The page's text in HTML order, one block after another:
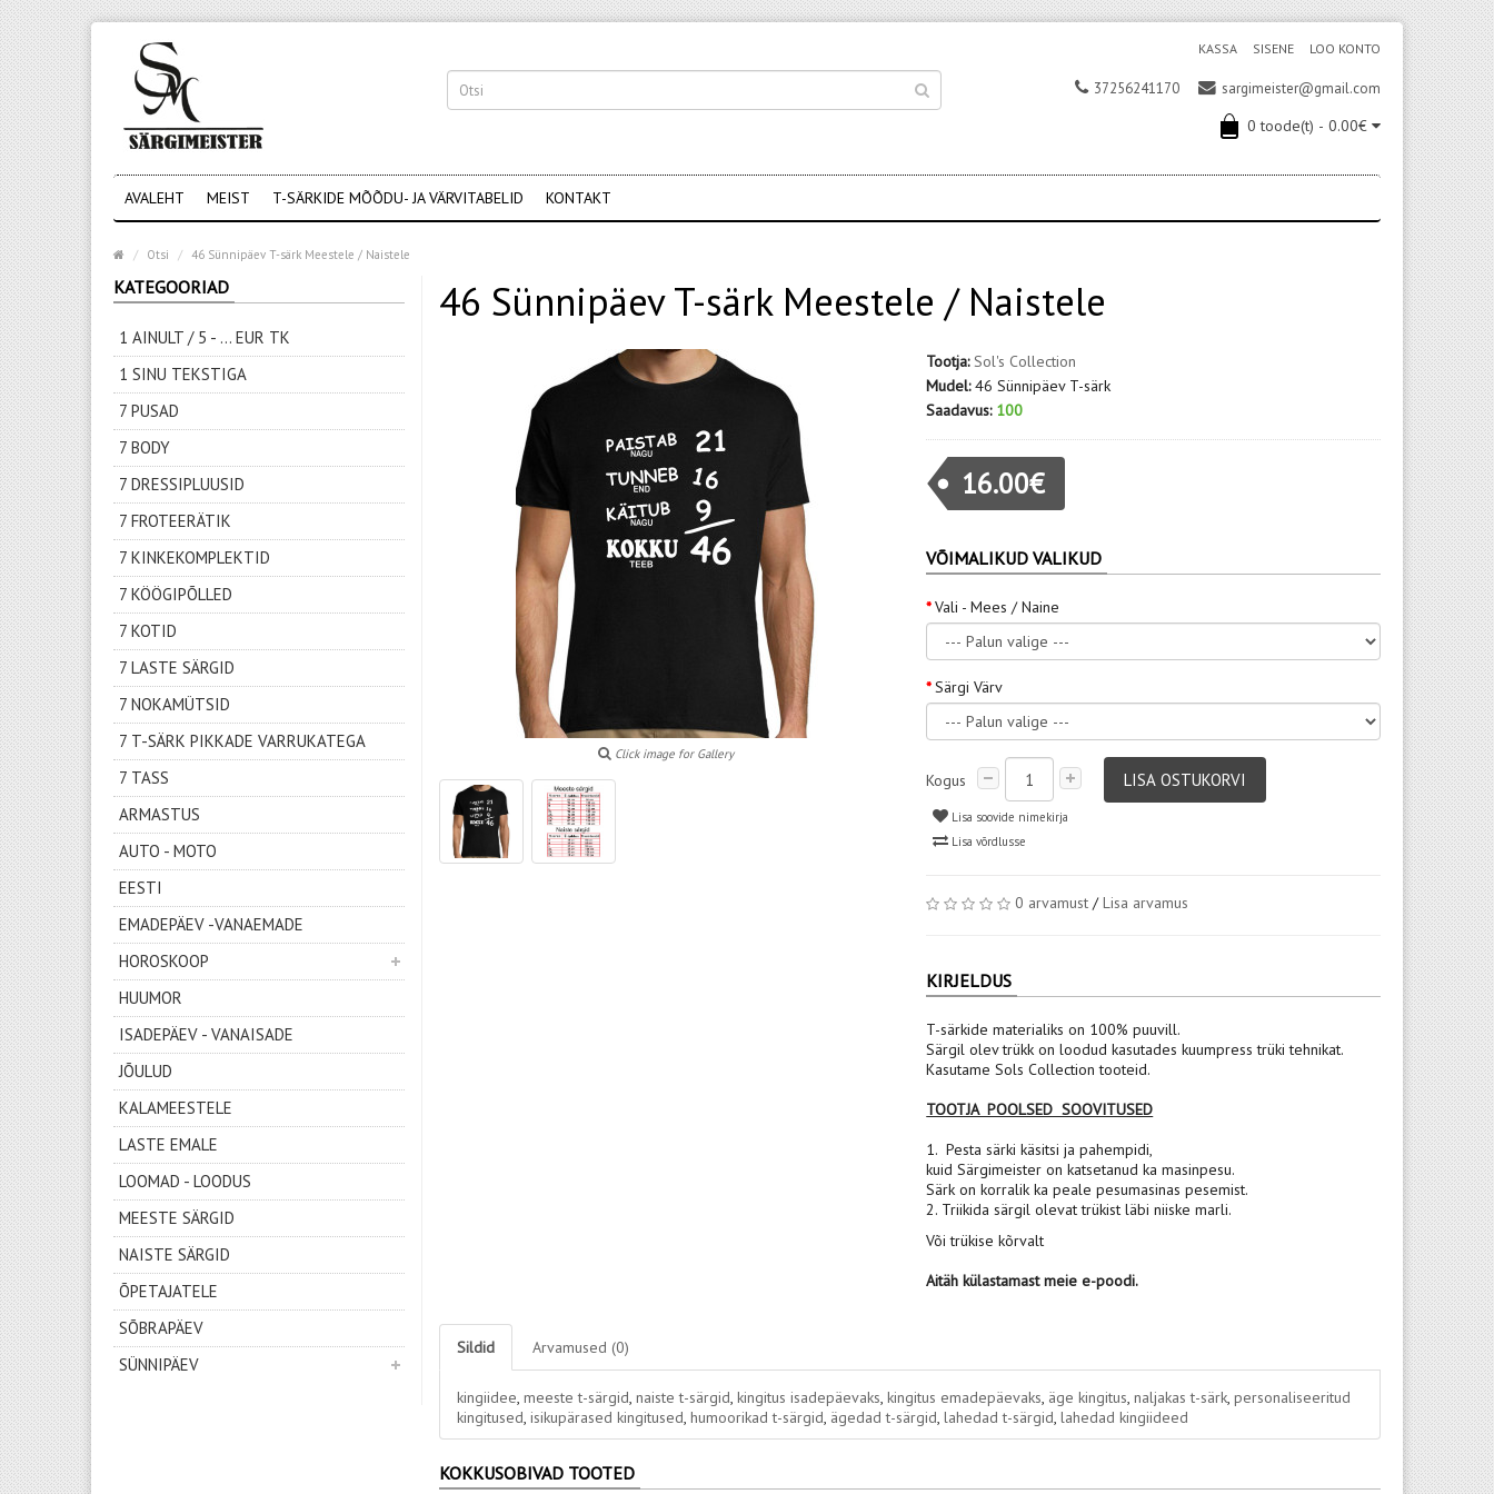
SISENE LOO KONTO
KASSA
37256241170 sargimeister@gmail.com
0 toode(t) - 0.00€
AVALEHT MEIST T-SÄRKIDE MÕÕDU- JA VÄRVITABELID KONTAKT
Otsi 46 Sünnipäev T-särk Meestele / Naistele
KATEGOORIAD
1 AINULT / 5 - ... EUR TK
1 SINU TEKSTIGA
7 PUSAD
7 BODY
7 DRESSIPLUUSID
7 FROTEERÄTIK
7 KINKEKOMPLEKTID
7 KÖÖGIPÕLLED
7 KOTID
7 LASTE SÄRGID
7 NOKAMÜTSID
7 T-SÄRK PIKKADE VARRUKATEGA
7 TASS
ARMASTUS
AUTO - MOTO
EESTI
EMADEPÄEV -VANAEMADE
HOROSKOOP
HUUMOR
ISADEPÄEV - VANAISADE
JÕULUD
KALAMEESTELE
LASTE EMALE
LOOMAD - LOODUS
MEESTE SÄRGID
NAISTE SÄRGID
ÕPETAJATELE
SÕBRAPÄEV
SÜNNIPÄEV
46 Sünnipäev T-särk Meestele / Naistele
Click image for Gallery
Tootja: Sol's Collection
Mudel: 46 Sünnipäev T-särk
Saadavus: 100
16.00€
VÕIMALIKUD VALIKUD
Vali - Mees / Naine
Särgi Värv
Kogus LISA OSTUKORVI
Lisa soovide nimekirja
Lisa võrdlusse
0 arvamust /Lisa arvamus
KIRJELDUS
T-särkide materialiks on 100% puuvill.
Särgil olev trükk on loodud kasutades kuumpress trüki tehnikat.
Kasutame Sols Collection tooteid.
TOOTJA POOLSED SOOVITUSED
1. Pesta särki käsitsi ja pahempidi,
kuid Särgimeister on katsetanud ka masinpesu.
Särk on korralik ka peale pesumasinas pesemist.
2. Triikida särgil olevat trükist läbi niiske marli.
Või trükise kõrvalt
Aitäh külastamast meie e-poodi.
Sildid Arvamused (0)
kingiidee, meeste t-särgid, naiste t-särgid, kingitus isadepäevaks, kingitus emadepäevaks, äge kingitus, naljakas t-särk, personaliseeritud
kingitused, isikupärased kingitused, humoorikad t-särgid, ägedad t-särgid, lahedad t-särgid, lahedad kingiideed
KOKKUSOBIVAD TOOTED